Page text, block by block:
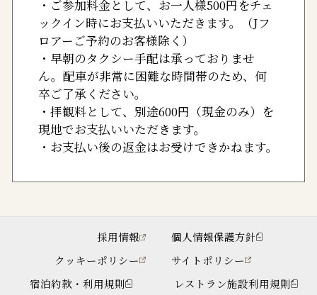
・ご参加料金として、お一人様500円をチェ
ックイン時にお支払いいただきます。（Jフ
ロアーご予約のお客様除く）
・早朝のタクシー手配は承っておりませ
ん。配車が非常に困難な時間帯のため、何
卒ご了承ください。
・拝観料として、別途600円（現金のみ）を
現地でお支払いいただきます。
・お支払い後の返金はお受けできかねます。
採用情報
個人情報保護方針
クッキーポリシー
サイトポリシー
宿泊約款・利用規則
レストラン施設利用規則